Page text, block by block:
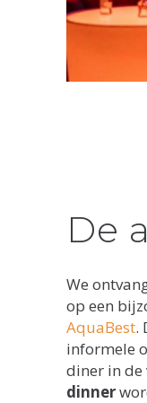
De
We
op een
AquaBest.
informele
diner in de
dinner